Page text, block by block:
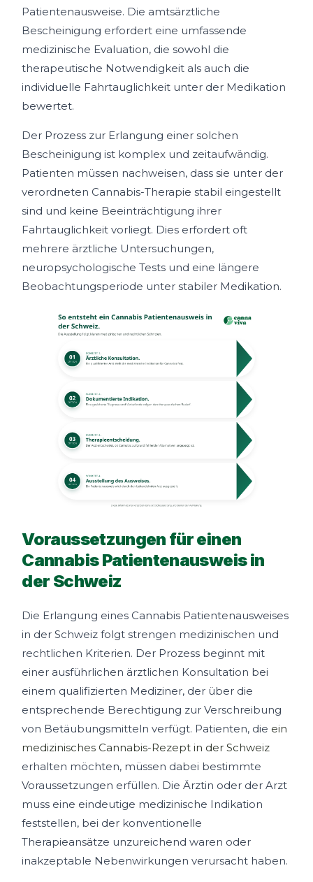
Patientenausweise. Die amtsärztliche
Bescheinigung erfordert eine umfassende
medizinische Evaluation, die sowohl die
therapeutische Notwendigkeit als auch die
individuelle Fahrtauglichkeit unter der Medikation
bewertet.
Der Prozess zur Erlangung einer solchen
Bescheinigung ist komplex und zeitaufwändig.
Patienten müssen nachweisen, dass sie unter der
verordneten Cannabis-Therapie stabil eingestellt
sind und keine Beeinträchtigung ihrer
Fahrtauglichkeit vorliegt. Dies erfordert oft
mehrere ärztliche Untersuchungen,
neuropsychologische Tests und eine längere
Beobachtungsperiode unter stabiler Medikation.
Voraussetzungen für einen
Cannabis Patientenausweis in
der Schweiz
Die Erlangung eines Cannabis Patientenausweises
in der Schweiz folgt strengen medizinischen und
rechtlichen Kriterien. Der Prozess beginnt mit
einer ausführlichen ärztlichen Konsultation bei
einem qualifizierten Mediziner, der über die
entsprechende Berechtigung zur Verschreibung
von Betäubungsmitteln verfügt. Patienten, die ein
medizinisches Cannabis-Rezept in der Schweiz
erhalten möchten, müssen dabei bestimmte
Voraussetzungen erfüllen. Die Ärztin oder der Arzt
muss eine eindeutige medizinische Indikation
feststellen, bei der konventionelle
Therapieansätze unzureichend waren oder
inakzeptable Nebenwirkungen verursacht haben.